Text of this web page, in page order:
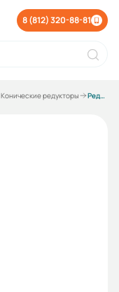
8 (812) 320-88-81
Конические редукторы Редуктор KA57- 19.34/90В5